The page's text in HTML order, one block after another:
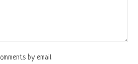
by email.